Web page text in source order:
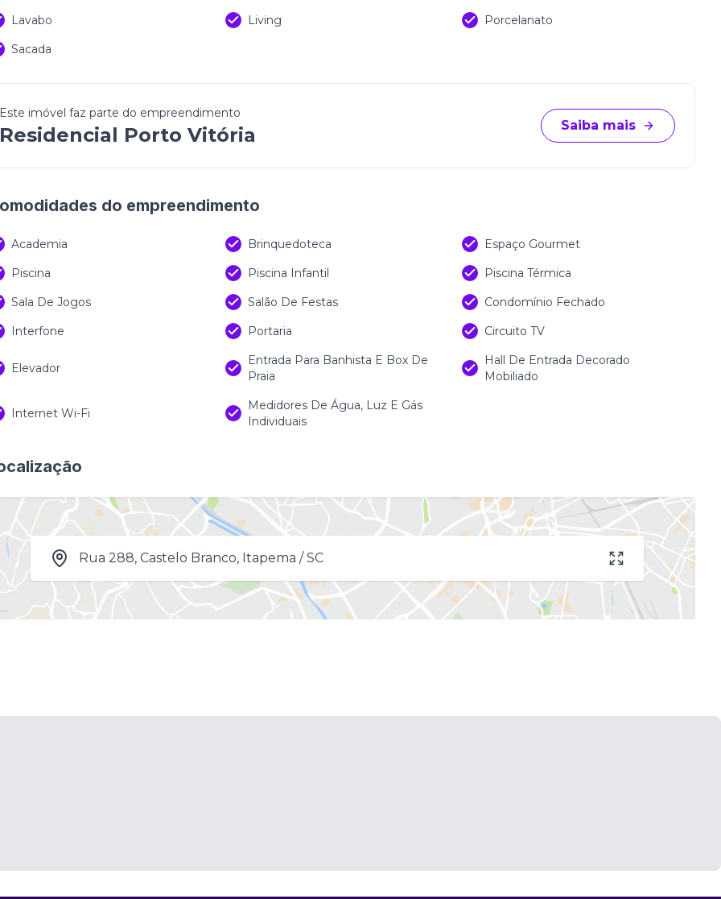
Lavabo
Living
Porcelanato
Sacada
Este imóvel faz parte do empreendimento
Residencial Porto Vitória Saiba mais
do empreendimento
Academia Brinquedoteca
Espaço Gourmet
Piscina
Piscina Infantil
Piscina Térmica
Sala De Jogos
Salão De Festas
Condomínio Fechado
Interfone
Portaria Circuito TV
Elevador
Entrada Para Banhista E Box De
Praia
Hall De Entrada Decorado
Mobiliado
Internet Wi-Fi
Medidores De Água, Luz E Gás
Individuais
Rua 288, Castelo Branco, Itapema / SC